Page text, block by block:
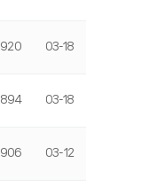
920 03-18
894 03-18
906 03-12